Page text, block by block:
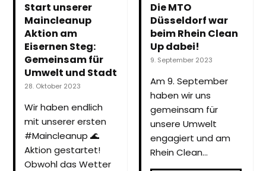
Start unserer
Maincleanup
Aktion am
Eisernen Steg:
Gemeinsam für
Umwelt und Stadt
28. Oktober 2023
Wir haben endlich
mit unserer ersten
#Maincleanup 🌊
Aktion gestartet!
Obwohl das Wetter
Die MTO
Düsseldorf war
beim Rhein Clean
Up dabei!
9. September 2023
Am 9. September
haben wir uns
gemeinsam für
unsere Umwelt
engagiert und am
Rhein Clean…